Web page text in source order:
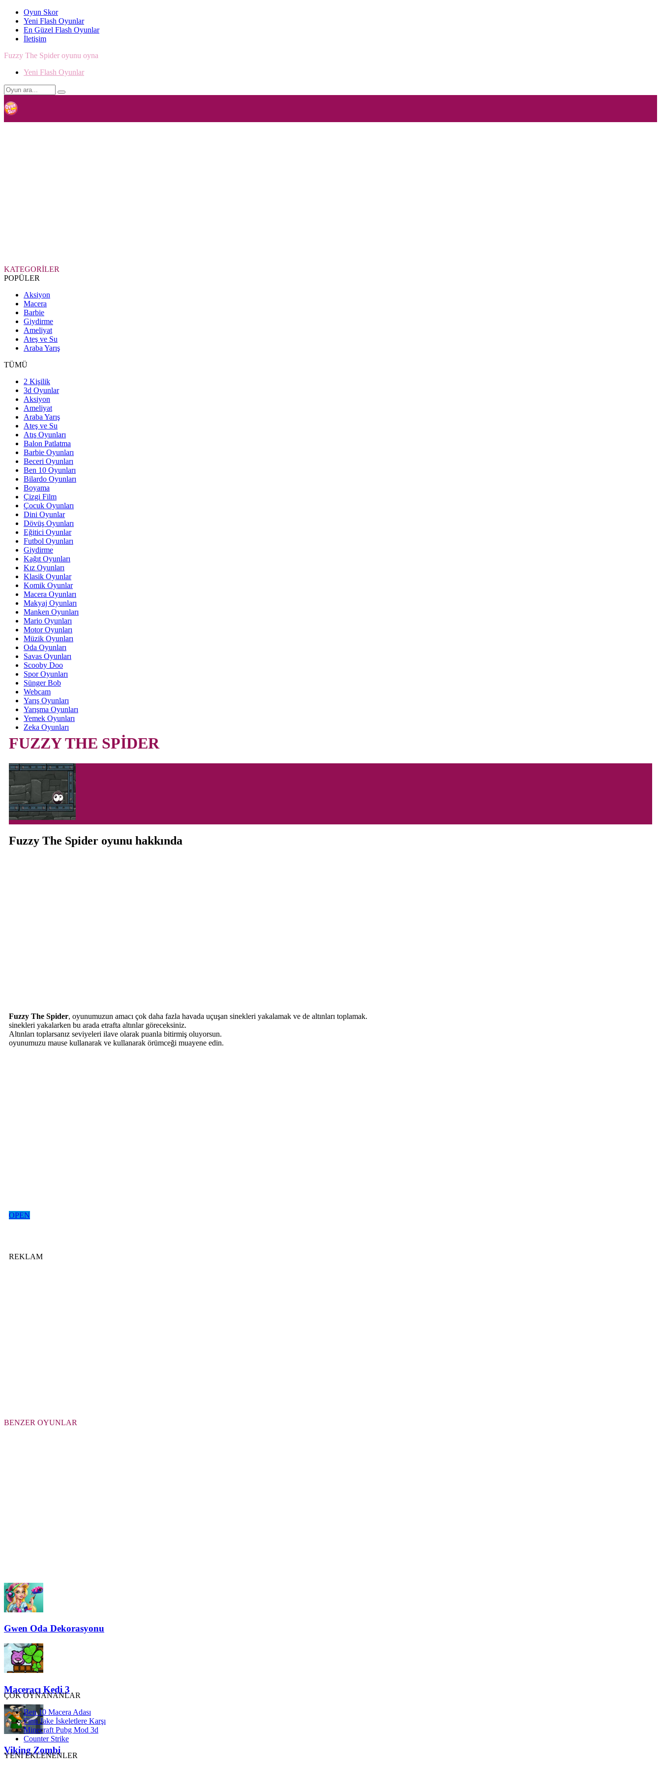
Oyun Skor
Yeni Flash Oyunlar
En Güzel Flash Oyunlar
İletişim
Fuzzy The Spider oyunu oyna
Yeni Flash Oyunlar
KATEGORİLER
POPÜLER
Aksiyon
Macera
Barbie
Giydirme
Ameliyat
Ateş ve Su
Araba Yarış
TÜMÜ
2 Kişilik
3d Oyunlar
Aksiyon
Ameliyat
Araba Yarış
Ateş ve Su
Atış Oyunları
Balon Patlatma
Barbie Oyunları
Beceri Oyunları
Ben 10 Oyunları
Bilardo Oyunları
Boyama
Çizgi Film
Çocuk Oyunları
Dini Oyunlar
Dövüş Oyunları
Eğitici Oyunlar
Futbol Oyunları
Giydirme
Kağıt Oyunları
Kız Oyunları
Klasik Oyunlar
Komik Oyunlar
Macera Oyunları
Makyaj Oyunları
Manken Oyunları
Mario Oyunları
Motor Oyunları
Müzik Oyunları
Oda Oyunları
Savas Oyunları
Scooby Doo
Spor Oyunları
Sünger Bob
Webcam
Yarış Oyunları
Yarışma Oyunları
Yemek Oyunları
Zeka Oyunları
FUZZY THE SPİDER
Fuzzy The Spider oyunu hakkında
Fuzzy The Spider, oyunumuzun amacı çok daha fazla havada uçuşan sinekleri yakalamak ve de altınları toplamak.
sinekleri yakalarken bu arada etrafta altınlar göreceksiniz.
Altınları toplarsanız seviyeleri ilave olarak puanla bitirmiş oluyorsun.
oyunumuzu mause kullanarak ve kullanarak örümceği muayene edin.
OPEN
REKLAM
BENZER OYUNLAR
Gwen Oda Dekorasyonu
Maceracı Kedi 3
Viking Zombi
ÇOK OYNANANLAR
Ben 10 Macera Adası
Finn Jake İskeletlere Karşı
Minecraft Pubg Mod 3d
Counter Strike
YENİ EKLENENLER